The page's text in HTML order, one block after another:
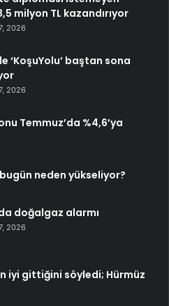
milyon TL kazandırıyor
2026
‘KoşuYolu’ baştan sona
2026
Temmuz’da %4,6’ya
neden yükseliyor?
doğalgaz alarmı
2026
iyi gittiğini söyledi; Hürmüz